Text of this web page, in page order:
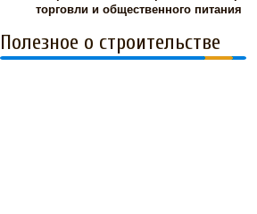
торговли и общественного питания
Полезное о строительстве